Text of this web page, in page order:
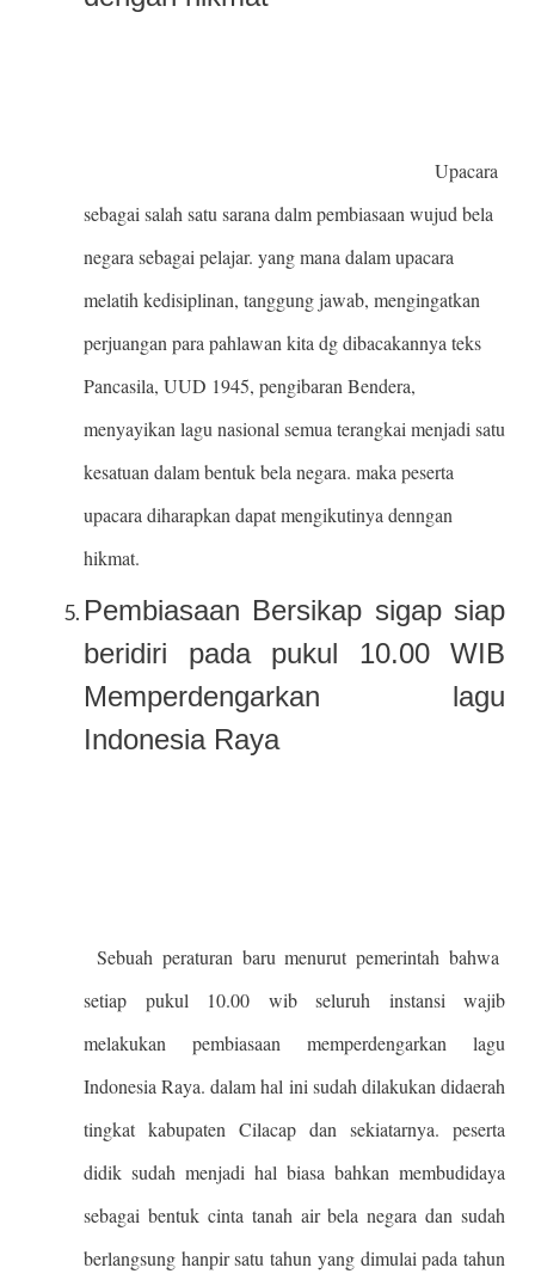
Upacara
sebagai salah satu sarana dalm pembiasaan wujud bela
negara sebagai pelajar. yang mana dalam upacara
melatih kedisiplinan, tanggung jawab, mengingatkan
perjuangan para pahlawan kita dg dibacakannya teks
Pancasila, UUD 1945, pengibaran Bendera,
menyayikan lagu nasional semua terangkai menjadi satu
kesatuan dalam bentuk bela negara. maka peserta
upacara diharapkan dapat mengikutinya denngan
hikmat.
Pembiasaan Bersikap sigap siap
beridiri pada pukul 10.00 WIB
Memperdengarkan lagu
Indonesia Raya
Sebuah peraturan baru menurut pemerintah bahwa
setiap pukul 10.00 wib seluruh instansi wajib
melakukan pembiasaan memperdengarkan lagu
Indonesia Raya. dalam hal ini sudah dilakukan didaerah
tingkat kabupaten Cilacap dan sekiatarnya. peserta
didik sudah menjadi hal biasa bahkan membudidaya
sebagai bentuk cinta tanah air bela negara dan sudah
berlangsung hanpir satu tahun yang dimulai pada tahun